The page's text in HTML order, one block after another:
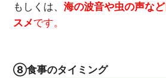
もしくは、海の波音や虫の声な
スメです。
⑧食事のタイミング